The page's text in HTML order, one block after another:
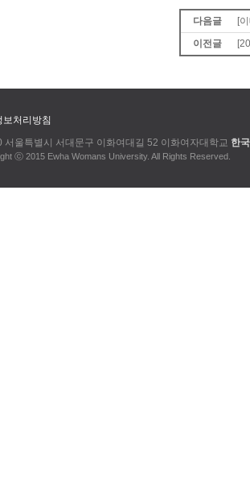
다음글
[
이전글
보처리방침
서울특별시 서대문구 이화여대길 52 이화여자대학교 한
ⓒ 2015 Ewha Womans University. All Rights Reserved.